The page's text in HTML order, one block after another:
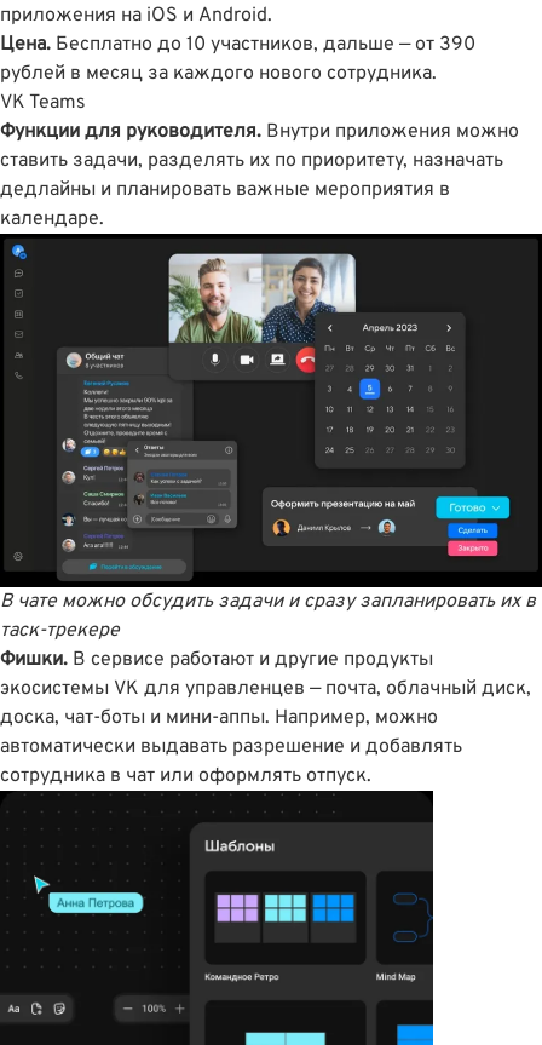
приложения на iOS и Android.
Цена. Бесплатно до 10 участников, дальше — от 390
рублей в месяц за каждого нового сотрудника.
VK Teams
Функции для руководителя. Внутри приложения можно
ставить задачи, разделять их по приоритету, назначать
дедлайны и планировать важные мероприятия в
календаре.
В чате можно обсудить задачи и сразу запланировать их в
таск-трекере
Фишки. В сервисе работают и другие продукты
экосистемы VK для управленцев — почта, облачный диск,
доска, чат-боты и мини-аппы. Например, можно
автоматически выдавать разрешение и добавлять
сотрудника в чат или оформлять отпуск.